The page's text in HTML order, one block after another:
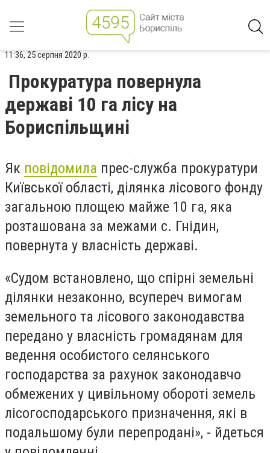
11:36, 25 серпня 2020 р.
Прокуратура повернула
державі 10 га лісу на
Бориспільщині
Як повідомила прес-служба прокуратури
Київської області, ділянка лісового фонду
загальною площею майже 10 га, яка
розташована за межами с. Гнідин,
повернута у власність державі.
«Судом встановлено, що спірні земельні
ділянки незаконно, всупереч вимогам
земельного та лісового законодавства
передано у власність громадянам для
ведення особистого селянського
господарства за рахунок законодавчо
обмежених у цивільному обороті земель
лісогосподарського призначення, які в
подальшому були перепродані», - йдеться